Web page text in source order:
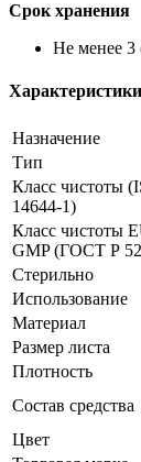
Срок хранения
Не менее 3
Характеристики
Назначение
Тип
Класс чистоты
14644-1)
Класс чистоты
GMP (ГОСТ Р
Стерильно
Использование
Материал
Размер листа
Плотность
Состав средства
Цвет